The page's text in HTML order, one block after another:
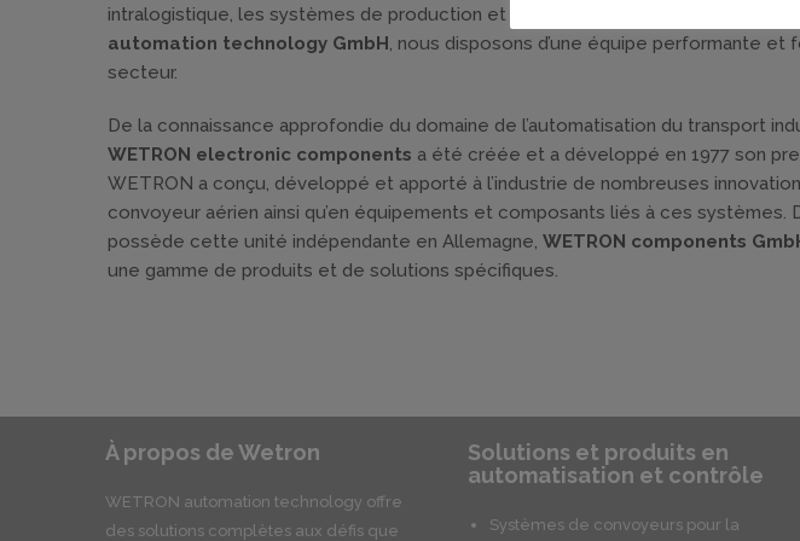
intralogistique, les systèmes de production et le traitement de surfaces. À
automation technology GmbH, nous disposons d’une équipe performante et
secteur.
De la connaissance approfondie du domaine de l’automatisation du transport
WETRON electronic components a été créée et a développé en 1977 son
WETRON a conçu, développé et apporté à l’industrie de nombreuses
convoyeur aérien ainsi qu’en équipements et composants liés à ces systèmes.
possède cette unité indépendante en Allemagne, WETRON components
une gamme de produits et de solutions spécifiques.
À propos de Wetron
WETRON automation technology offre
des solutions complètes aux défis que
Solutions et produits en
automatisation et contrôle
Systèmes de convoyeurs pour la